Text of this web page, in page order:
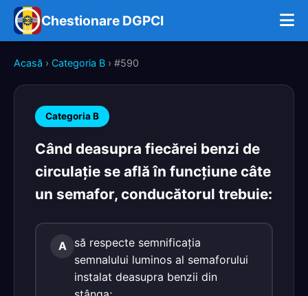
Chestionare DGPCI
Acasă › Categoria B › #590
Categoria B
Când deasupra fiecărei benzi de
circulaţie se află în funcţiune câte
un semafor, conducătorul trebuie:
A
să respecte semnificaţia
semnalului luminos al semaforului
instalat deasupra benzii din